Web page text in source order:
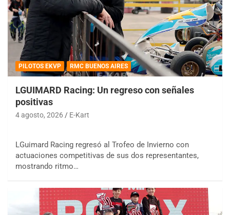
PILOTOS EKVP RMC BUENOS AIRES
LGUIMARD Racing: Un regreso con señales
positivas
4 agosto, 2026 E-Kart
LGuimard Racing regresó al Trofeo de Invierno con
actuaciones competitivas de sus dos representantes,
mostrando ritmo…